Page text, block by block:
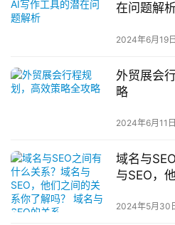
在问题解
2024年6月19日
外贸展会
略
2024年6月11日
域名与
与SEO，
2024年5月30